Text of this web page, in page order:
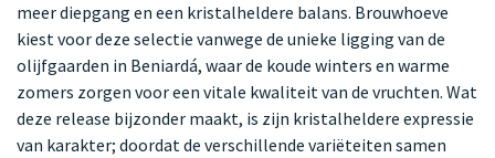
meer diepgang en een kristalheldere balans. Brouwhoeve
kiest voor deze selectie vanwege de unieke ligging van de
olijfgaarden in Beniardá, waar de koude winters en warme
zomers zorgen voor een vitale kwaliteit van de vruchten. Wat
deze release bijzonder maakt, is zijn kristalheldere expressie
van karakter; doordat de verschillende variëteiten samen